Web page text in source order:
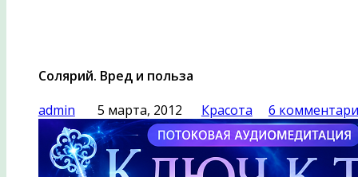
Солярий. Вред и польза
admin
5 марта, 2012 Красота 6